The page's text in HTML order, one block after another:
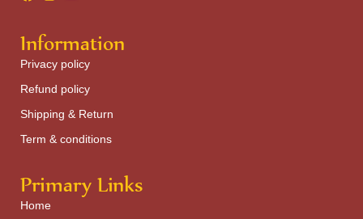
Information
Privacy policy
Refund policy
Shipping & Return
Term & conditions
Primary Links
Home